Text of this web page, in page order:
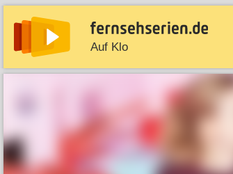
Auf Klo
News Entdecken